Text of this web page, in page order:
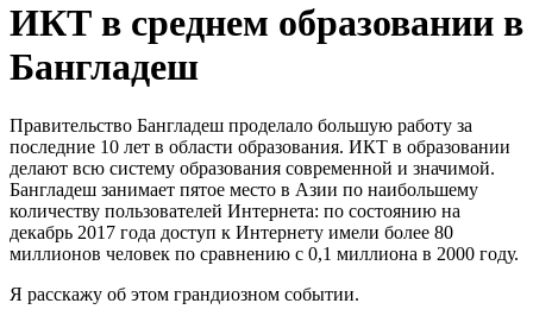
ИКТ в среднем образовании в
Бангладеш
Правительство Бангладеш проделало большую работу за
последние 10 лет в области образования. ИКТ в образовании
делают всю систему образования современной и значимой.
Бангладеш занимает пятое место в Азии по наибольшему
количеству пользователей Интернета: по состоянию на
декабрь 2017 года доступ к Интернету имели более 80
миллионов человек по сравнению с 0,1 миллиона в 2000 году.
Я расскажу об этом грандиозном событии.